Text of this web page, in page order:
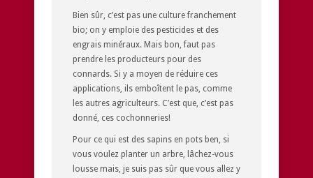
Bien sûr, c’est pas une culture franchement
bio; on y emploie des pesticides et des
engrais minéraux. Mais bon, faut pas
prendre les producteurs pour des
connards. Si y a moyen de réduire ces
applications, ils emboîtent le pas, comme
les autres agriculteurs. C’est que, c’est pas
donné, ces cochonneries!
Pour ce qui est des sapins en pots ben, si
vous voulez planter un arbre, lâchez-vous
lousse mais, je suis pas sûr que vous allez y